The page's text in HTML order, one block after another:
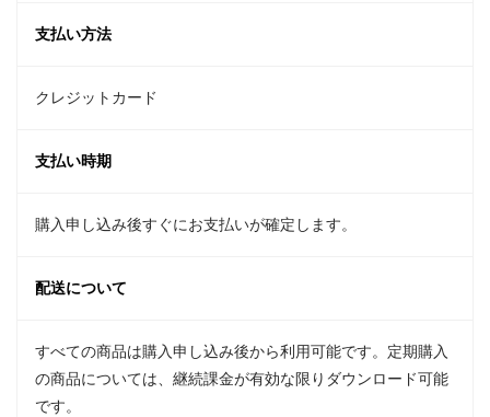
支払い方法
クレジットカード
支払い時期
購入申し込み後すぐにお支払いが確定します。
配送について
すべての商品は購入申し込み後から利用可能です。定期購入
の商品については、継続課金が有効な限りダウンロード可能
です。